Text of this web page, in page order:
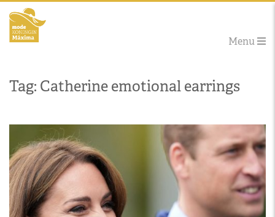
Menu
Tag: Catherine emotional earrings